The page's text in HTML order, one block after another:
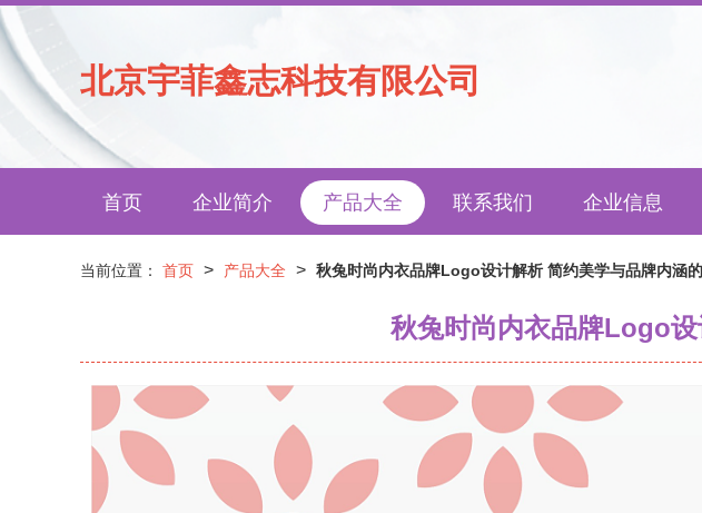
北京宇菲鑫志科技有限公司
首页 企业简介 产品大全 联系我们 企业信息
当前位置： 首页 > 产品大全 > 秋兔时尚内衣品牌Logo设计解析 简约美学与品牌内涵
秋兔时尚内衣品牌Logo